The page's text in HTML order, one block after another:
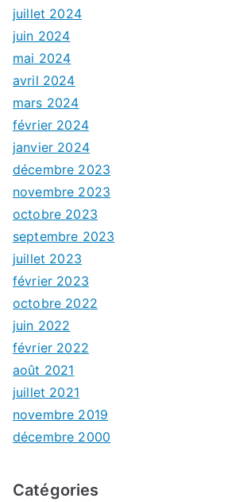
juillet 2024
juin 2024
mai 2024
avril 2024
mars 2024
février 2024
janvier 2024
décembre 2023
novembre 2023
octobre 2023
septembre 2023
juillet 2023
février 2023
octobre 2022
juin 2022
février 2022
août 2021
juillet 2021
novembre 2019
décembre 2000
Catégories